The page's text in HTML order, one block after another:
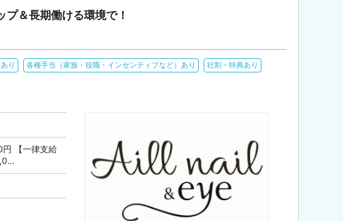
＆長期働ける環境で！
り 各種手当（家族・役職・インセンティブなど）あり 社割・特典あり
【一律支給